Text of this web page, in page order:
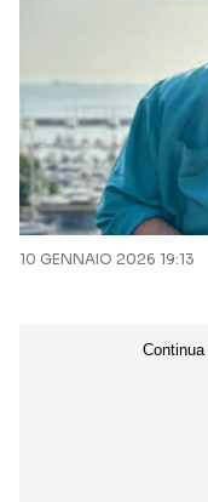
10 GENNAIO 2026 19:13